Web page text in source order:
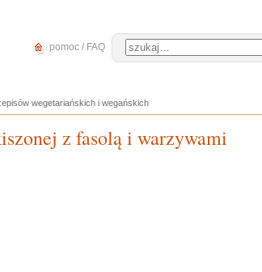
pomoc / FAQ
wegetariańskich i wegańskich
z fasolą i warzywami